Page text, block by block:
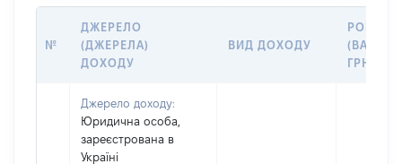
№
ДЖЕРЕЛО
(ДЖЕРЕЛА)
ДОХОДУ
ВИД ДОХОДУ
РОЗМІР
ГРН
Джерело доходу:
Юридична особа,
зареєстрована в
Україні